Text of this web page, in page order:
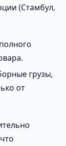
(Стамбул,
грузы,
от